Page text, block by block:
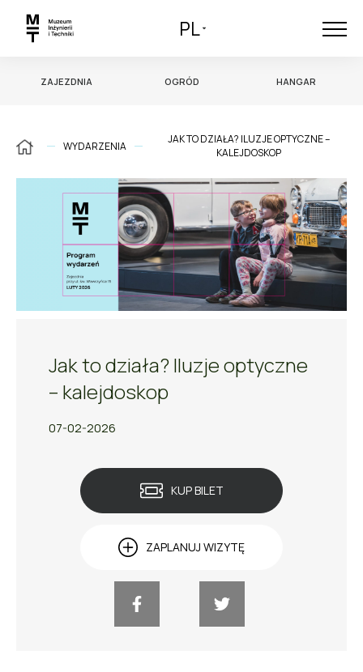
PL
ZAJEZDNIA OGRÓD HANGAR
WYDARZENIA
JAK TO DZIAŁA? ILUZJE OPTYCZNE –
KALEJDOSKOP
Jak to działa? Iluzje optyczne
– kalejdoskop
07-02-2026
KUP BILET
ZAPLANUJ WIZYTĘ